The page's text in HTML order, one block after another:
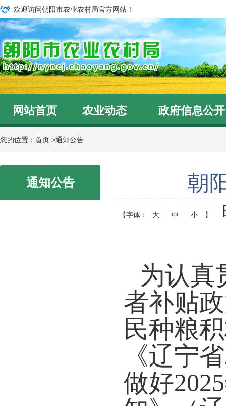
欢迎访问朝阳市农业农村局官方网站！
网站首页 农业动态 政府信息公开
您的位置： 首页 >通知公告
通知公告 朝
【字体： 大 中 小 】
为认真
者补贴
民种粮
《辽宁
做好2025